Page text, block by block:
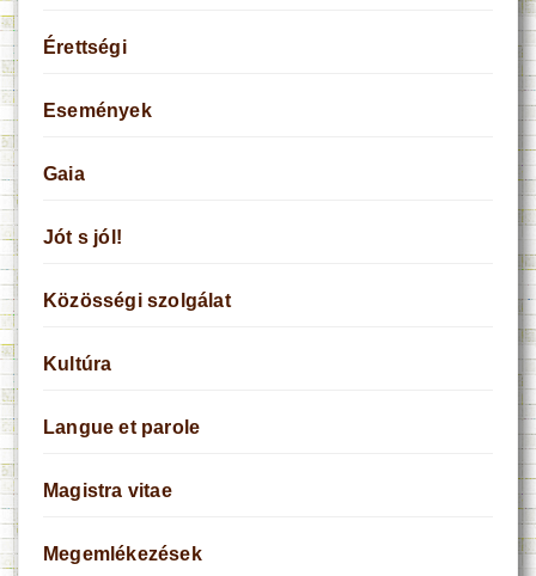
Érettségi
Események
Gaia
Jót s jól!
Közösségi szolgálat
Kultúra
Langue et parole
Magistra vitae
Megemlékezések